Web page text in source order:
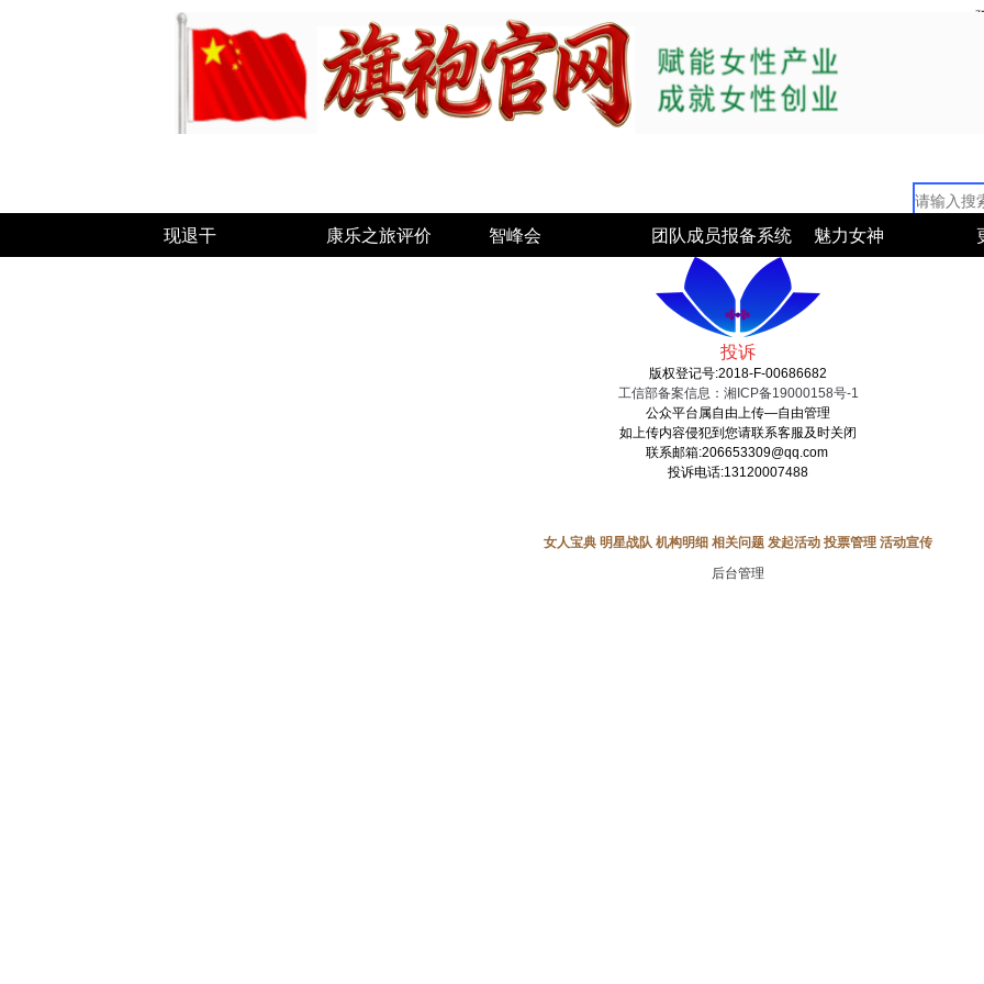
现退干 康乐之旅评价 智峰会 团队成员报备系统 魅力女神
投诉
版权登记号:2018-F-00686682
工信部备案信息：湘ICP备19000158号-1
公众平台属自由上传—自由管理
如上传内容侵犯到您请联系客服及时关闭
联系邮箱:206653309@qq.com
投诉电话:13120007488
女人宝典 明星战队 机构明细 相关问题 发起活动 投票管理 活动宣传
后台管理